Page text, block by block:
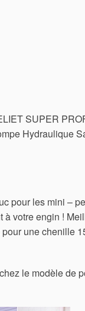
SUPER
Hydraulique
pour les mini –
votre engin !
une chenille
le modèle de